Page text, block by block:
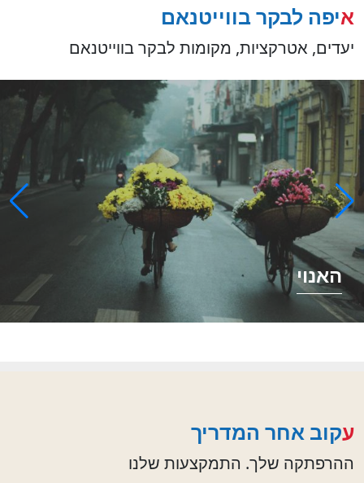
איפה לבקר בווייטנאם
יעדים, אטרקציות, מקומות לבקר בווייטנאם
האנוי
עקוב אחר המדריך
ההרפתקה שלך. התמקצעות שלנו